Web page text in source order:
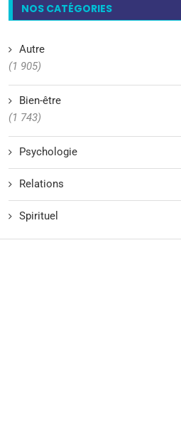
NOS CATÉGORIES
Autre
(1 905)
Bien-être
(1 743)
Psychologie
Relations
Spirituel